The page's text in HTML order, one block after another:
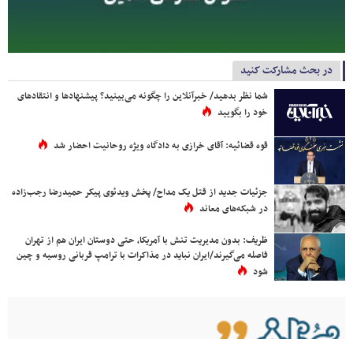
در بحث مشارکت کنید
شما نظر بدهید/ خبرآنلاین را چگونه می‌بینید؟ پیشنهادها و انتقادهای
خود را بگویید
قوه قضائیه: آقای خرازی به دادگاه ویژه روحانیت احضار شد
جزئیات جدید از قتل یک مداح/ پخش ویدئوی پیکر حمیدرضا رجب‌زاده
در شبکه‌های معاند
ظریف: بدون مدیریت تنش با آمریکا، حتی دوستان ایران هم از تهران
فاصله می‌گیرند/ایران نباید در مذاکرات با ترامپ قربانی روسیه و چین
شود